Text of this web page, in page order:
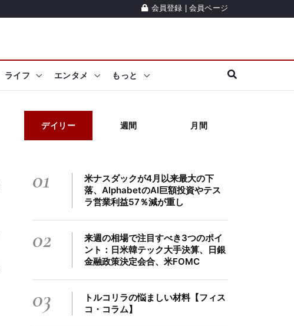
会員登録 会員ページ
ライフ エンタメ もっと
デイリー 週間 月間
01
米ナスダックが4月以来最大の下
落、AlphabetのAI巨額投資やテス
ラ営業利益57％減が重し
02
来週の相場で注目すべき3つのポイ
ント：日米韓テック大手決算、日銀
金融政策決定会合、米FOMC
03
トルコリラの悩ましい材料【フィス
コ・コラム】